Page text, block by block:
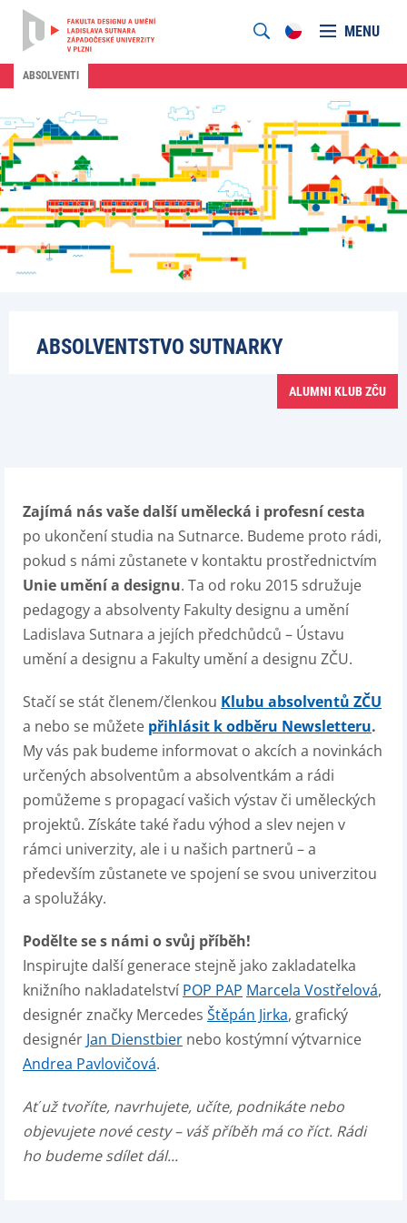
MENU
ABSOLVENTI
ABSOLVENTSTVO SUTNARKY
ALUMNI KLUB ZČU
Zajímá nás vaše další umělecká i profesní cesta
po ukončení studia na Sutnarce. Budeme proto rádi,
pokud s námi zůstanete v kontaktu prostřednictvím
Unie umění a designu. Ta od roku 2015 sdružuje
pedagogy a absolventy Fakulty designu a umění
Ladislava Sutnara a jejích předchůdců – Ústavu
umění a designu a Fakulty umění a designu ZČU.
Stačí se stát členem/členkou Klubu absolventů ZČU
a nebo se můžete přihlásit k odběru Newsletteru.
My vás pak budeme informovat o akcích a novinkách
určených absolventům a absolventkám a rádi
pomůžeme s propagací vašich výstav či uměleckých
projektů. Získáte také řadu výhod a slev nejen v
rámci univerzity, ale i u našich partnerů – a
především zůstanete ve spojení se svou univerzitou
a spolužáky.
Podělte se s námi o svůj příběh!
Inspirujte další generace stejně jako zakladatelka
knižního nakladatelství POP PAP Marcela Vostřelová,
designér značky Mercedes Štěpán Jirka, grafický
designér Jan Dienstbier nebo kostýmní výtvarnice
Andrea Pavlovičová.
Ať už tvoříte, navrhujete, učíte, podnikáte nebo
objevujete nové cesty – váš příběh má co říct. Rádi
ho budeme sdílet dál...